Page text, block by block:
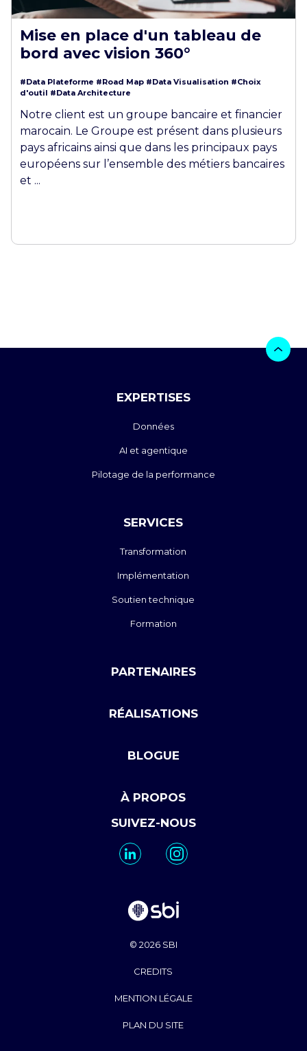
Mise en place d'un tableau de
bord avec vision 360°
#Data Plateforme #Road Map #Data Visualisation #Choix
d'outil #Data Architecture
Notre client est un groupe bancaire et financier
marocain. Le Groupe est présent dans plusieurs
pays africains ainsi que dans les principaux pays
européens sur l’ensemble des métiers bancaires
et ...
EXPERTISES
Données
AI et agentique
Pilotage de la performance
SERVICES
Transformation
Implémentation
Soutien technique
Formation
PARTENAIRES
RÉALISATIONS
BLOGUE
À PROPOS
SUIVEZ-NOUS
© 2026 SBI
CREDITS
MENTION LÉGALE
PLAN DU SITE